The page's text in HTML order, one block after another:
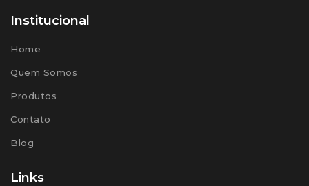
Institucional
Home
Quem Somos
Produtos
Contato
Blog
Links